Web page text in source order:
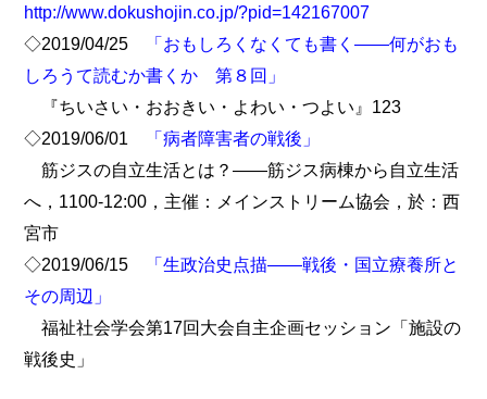
http://www.dokushojin.co.jp/?pid=142167007
◇2019/04/25
「おもしろくなくても書く――何がおも
しろうて読むか書くか 第８回」
『ちいさい・おおきい・よわい・つよい』123
◇2019/06/01
「病者障害者の戦後」
筋ジスの自立生活とは？――筋ジス病棟から自立生活
へ，1100-12:00，主催：メインストリーム協会，於：西
宮市
◇2019/06/15
「生政治史点描――戦後・国立療養所と
その周辺」
福祉社会学会第17回大会自主企画セッション「施設の
戦後史」